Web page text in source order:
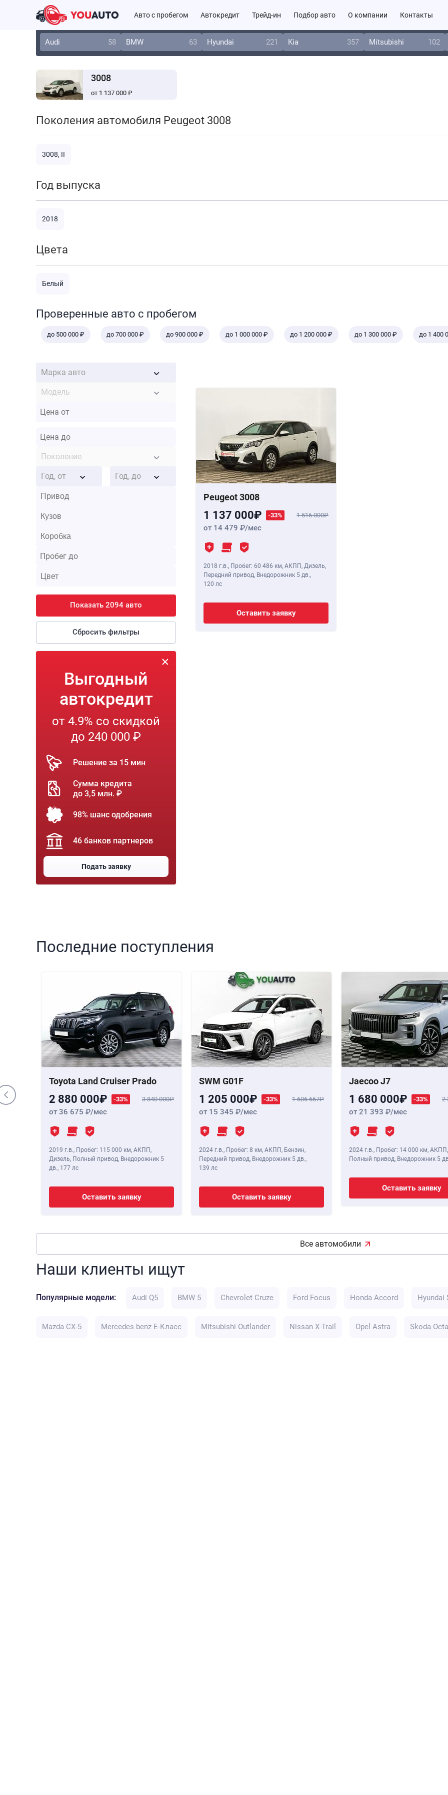
Авто с пробегом Автокредит Трейд-ин Подбор авто О компании Контакты
Audi 58 BMW 63 Hyundai 221 Kia 357 Mitsubishi 102
3008
от 1 137 000 ₽
Поколения автомобиля Peugeot 3008
3008, II
Год выпуска
2018
Цвета
Белый
Проверенные авто с пробегом
до 500 000 ₽ до 700 000 ₽ до 900 000 ₽ до 1 000 000 ₽ до 1 200 000 ₽ до 1 300 000 ₽ до 1 400
Марка авто
Модель
Поколение
Год, от Год, до
Показать 2094 авто
Сбросить фильтры
Peugeot 3008
1 137 000 -33% 1 516 000
от 14 479 /мес
2018 г.в., Пробег: 60 486 км, АКПП, Дизель,
Передний привод, Внедорожник 5 дв.,
120 лс
Оставить заявку
Выгодный
автокредит
от 4.9% со скидкой
до 240 000 ₽
Решение за 15 мин
Сумма кредита
до 3,5 млн. ₽
98% шанс одобрения
46 банков партнеров
Подать заявку
Последние поступления
Toyota Land Cruiser Prado
2 880 000 -33% 3 840 000
от 36 675 /мес
2019 г.в., Пробег: 115 000 км, АКПП,
Дизель, Полный привод, Внедорожник 5
дв., 177 лс
Оставить заявку
SWM G01F
1 205 000 -33% 1 606 667
от 15 345 /мес
2024 г.в., Пробег: 8 км, АКПП, Бензин,
Передний привод, Внедорожник 5 дв.,
139 лс
Оставить заявку
Jaecoo J7
1 680 000 -33% 2
от 21 393 /мес
2024 г.в., Пробег: 14 000 км,
Полный привод, Внедорожник 5
Оставить заявку
Все автомобили
Наши клиенты ищут
Популярные модели: Audi Q5 BMW 5 Chevrolet Cruze Ford Focus Honda Accord Hyundai
Mazda CX-5 Mercedes benz E-Класс Mitsubishi Outlander Nissan X-Trail Opel Astra Skoda